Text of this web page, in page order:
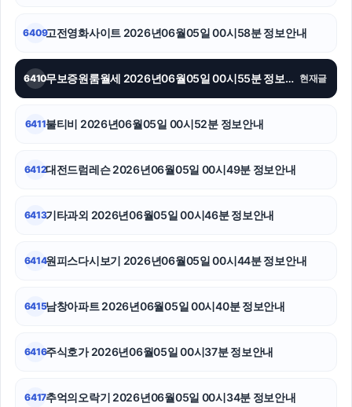
인천하수구막힘
강남하수구막힘
6409고전영화사이트 2026년06월05일 00시58분 정보안내
6410 무보증원룸월세 2026년06월05일 00시55분 정보안내 현재글
6411불티비 2026년06월05일 00시52분 정보안내
6412대전드럼레슨 2026년06월05일 00시49분 정보안내
6413기타과외 2026년06월05일 00시46분 정보안내
6414원피스다시보기 2026년06월05일 00시44분 정보안내
6415남창아파트 2026년06월05일 00시40분 정보안내
6416주식호가 2026년06월05일 00시37분 정보안내
6417추억의오락기 2026년06월05일 00시34분 정보안내